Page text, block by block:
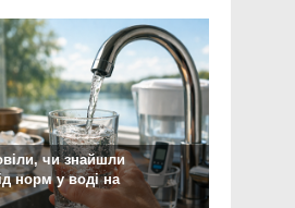
чи знайшли
норм у воді на